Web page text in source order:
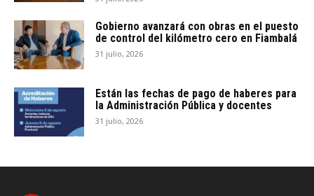
Gobierno avanzará con obras en el puesto
de control del kilómetro cero en Fiambalá
31 julio, 2026
Están las fechas de pago de haberes para
la Administración Pública y docentes
31 julio, 2026